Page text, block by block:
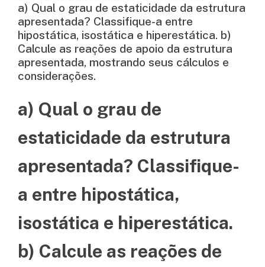
a) Qual o grau de estaticidade da estrutura
apresentada? Classifique-a entre
hipostática, isostática e hiperestática. b)
Calcule as reações de apoio da estrutura
apresentada, mostrando seus cálculos e
considerações.
a) Qual o grau de
estaticidade da estrutura
apresentada? Classifique-
a entre hipostática,
isostática e hiperestática.
b) Calcule as reações de